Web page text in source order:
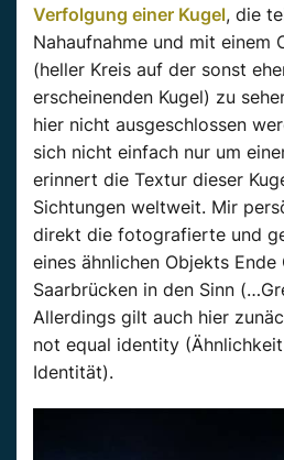
Verfolgung einer Kugel, die
Nahaufnahme und mit einem
(heller Kreis auf der sonst
erscheinenden Kugel) zu
hier nicht ausgeschlossen
sich nicht einfach nur um
erinnert die Textur dieser
Sichtungen weltweit. Mir
direkt die fotografierte und
eines ähnlichen Objekts
Saarbrücken in den Sinn
Allerdings gilt auch hier
not equal identity
Identität).